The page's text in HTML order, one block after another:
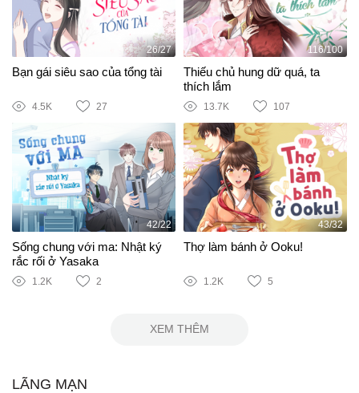
26/27
Bạn gái siêu sao của tổng tài
4.5K 27
116/100
Thiếu chủ hung dữ quá, ta
thích lắm
13.7K 107
42/22
Sống chung với ma: Nhật ký
rắc rối ở Yasaka
1.2K 2
43/32
Thợ làm bánh ở Ooku!
1.2K 5
XEM THÊM
LÃNG MẠN